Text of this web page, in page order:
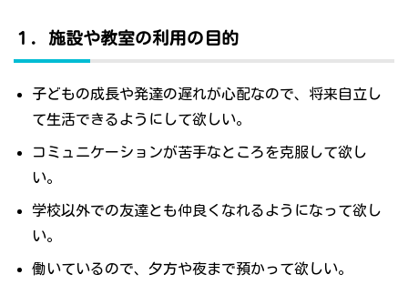
１．施設や教室の利用の目的
子どもの成長や発達の遅れが心配なので、将来自立し
て生活できるようにして欲しい。
コミュニケーションが苦手なところを克服して欲し
い。
学校以外での友達とも仲良くなれるようになって欲し
い。
働いているので、夕方や夜まで預かって欲しい。